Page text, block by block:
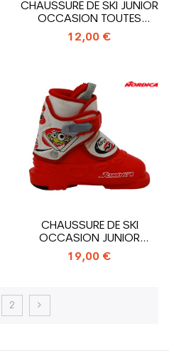
CHAUSSURE DE SKI JUNIOR
OCCASION TOUTES
MARQUES_3...
12,00 €
CHAUSSURE DE SKI
OCCASION JUNIOR
NORDICA...
19,00 €
2